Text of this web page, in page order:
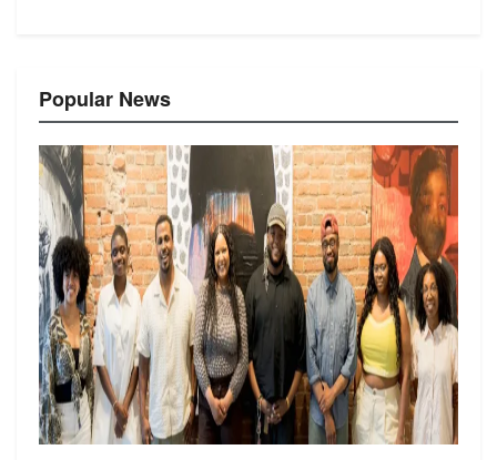
Popular News